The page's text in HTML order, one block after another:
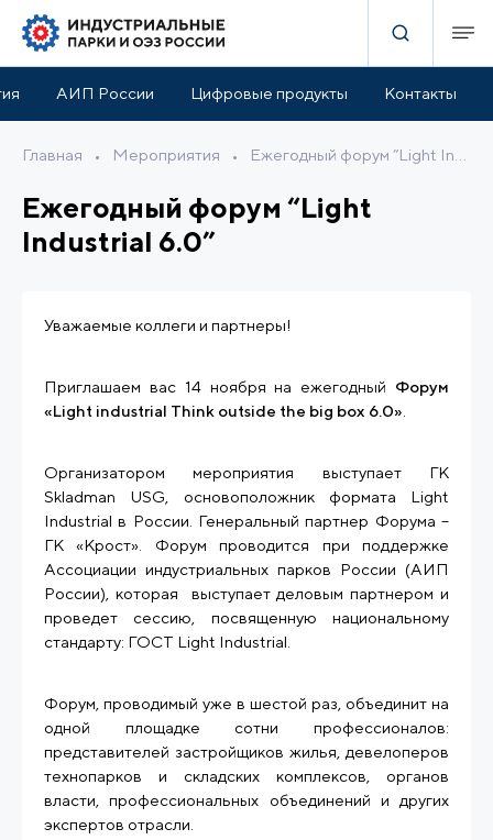
АИП России Цифровые продукты Контакты
Главная • Мероприятия •
Ежегодный форум “Light
Industrial 6.0”
Уважаемые коллеги и партнеры!
Приглашаем вас 14 ноября на ежегодный Форум
«Light industrial Think outside the big box 6.0»
Организатором мероприятия выступает ГК
Skladman USG, основоположник формата Light
Industrial в России. Генеральный партнер Форума –
ГК «Крост». Форум проводится при поддержке
Ассоциации индустриальных парков России (АИП
России), которая выступает деловым партнером и
проведет сессию, посвященную национальному
стандарту: ГОСТ Light Industrial.
Форум, проводимый уже в шестой раз, объединит на
одной площадке сотни профессионалов:
представителей застройщиков жилья, девелоперов
технопарков и складских комплексов, органов
власти, профессиональных объединений и других
экспертов отрасли.